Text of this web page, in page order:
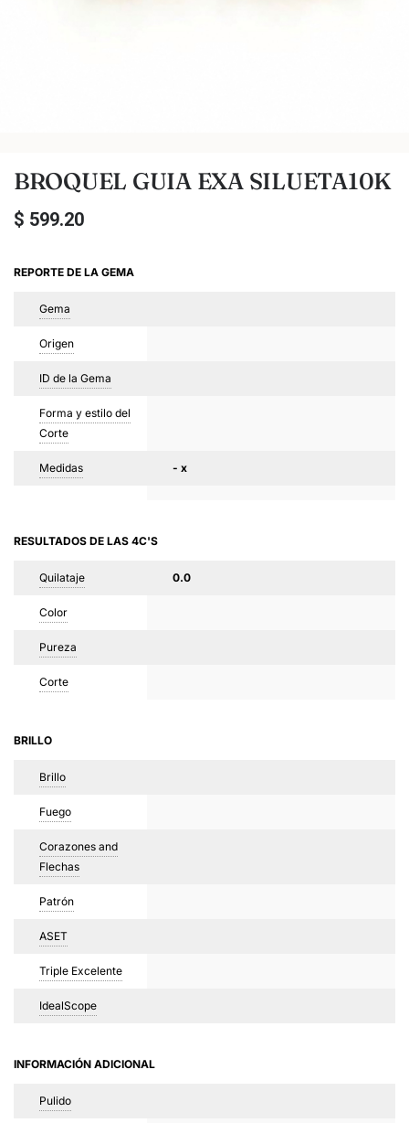
BROQUEL GUIA EXA SILUETA10K
$ 599.20
REPORTE DE LA GEMA
Gema
Origen
ID de la Gema
Forma y estilo del
Corte
Medidas - x
RESULTADOS DE LAS 4C'S
Quilataje 0.0
Color
Pureza
Corte
BRILLO
Brillo
Fuego
Corazones and
Flechas
Patrón
ASET
Triple Excelente
IdealScope
INFORMACIÓN ADICIONAL
Pulido